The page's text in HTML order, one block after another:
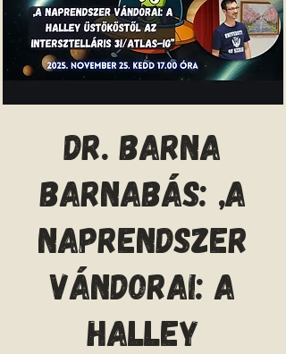
Dr. Barna
Barnabás: „A
Naprendszer
vándorai: a
Halley